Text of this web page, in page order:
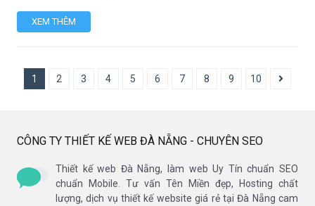
XEM THÊM
1 2 3 4 5 6 7 8 9 10
CÔNG TY THIẾT KẾ WEB ĐÀ NẴNG - CHUYÊN SEO
Thiết kế web Đà Nẵng, làm web Uy Tín chuẩn SEO
chuẩn Mobile. Tư vấn Tên Miền đẹp, Hosting chất
lượng, dịch vụ thiết kế website giá rẻ tại Đà Nẵng cam